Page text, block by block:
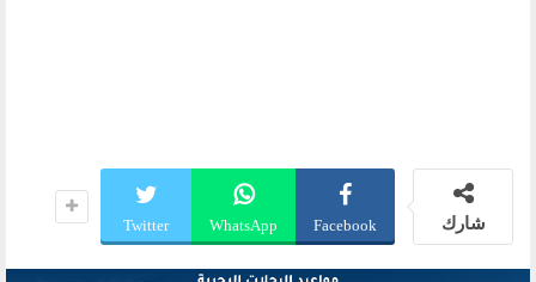
شارك Facebook
WhatsApp
Twitter